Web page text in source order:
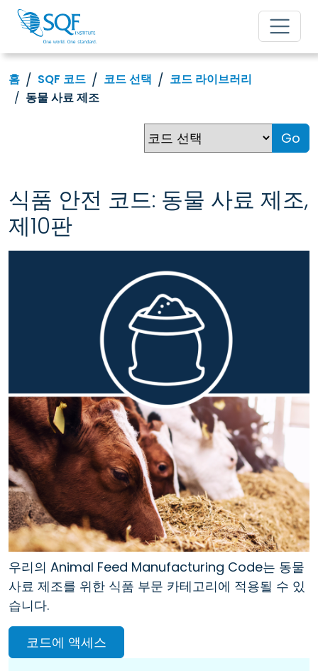
홈 SQF 코드 코드 선택
코드 라이브러리
동물 사료 제조
Go
식품 안전 코드: 동물 사료 제조,
제10판
우리의 Animal Feed Manufacturing Code는 동물
사료 제조를 위한 식품 부문 카테고리에 적용될 수 있
습니다.
코드에 액세스